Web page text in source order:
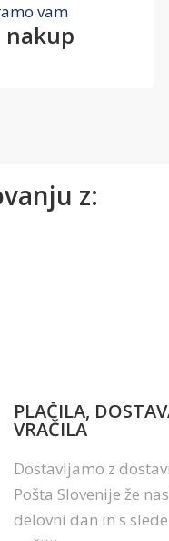
vam
nakup
z:
PLAČILA,
VRAČILA
Dostavljamo z
Pošta Slovenije že
delovni dan in s